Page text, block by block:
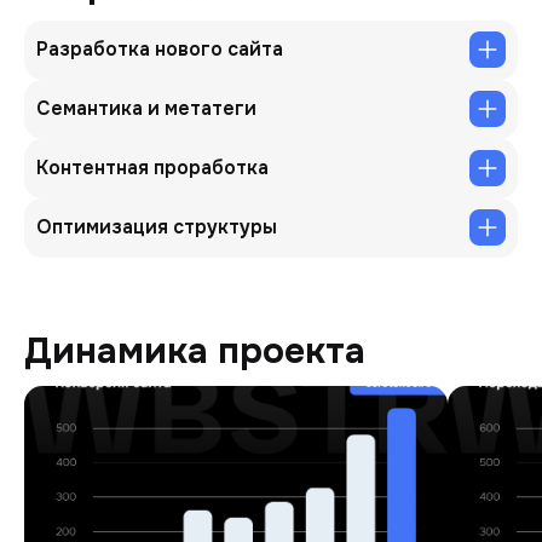
Разработка нового сайта
Семантика и метатеги
Контентная проработка
Оптимизация структуры
Динамика проекта